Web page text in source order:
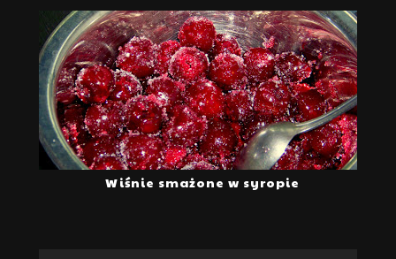
Wiśnie smażone w syropie